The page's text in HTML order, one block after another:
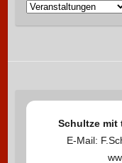
vK
r
Schultze mit
E-Mail: